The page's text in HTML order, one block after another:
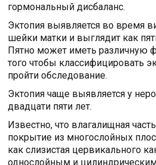
гормональный дисбаланс.
Эктопия выявляется во время
шейки матки и выглядит как
Пятно может иметь различную
того чтобы классифицировать
пройти обследование.
Эктопия чаще выявляется у
двадцати пяти лет.
Известно, что влагалищная
покрытие из многослойных
как слизистая цервикального
однослойным и